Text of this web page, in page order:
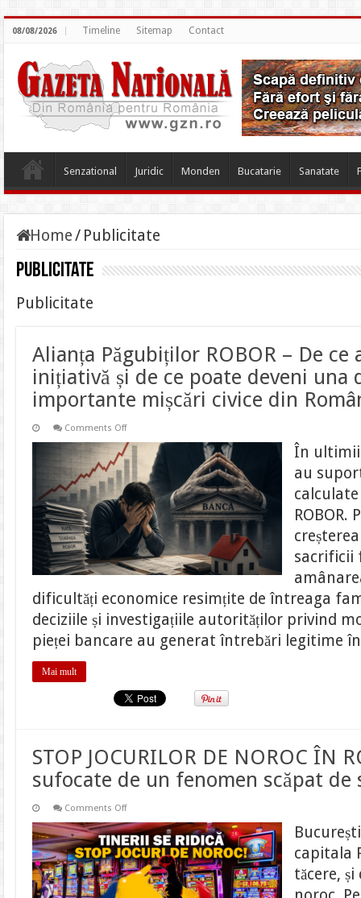
08/08/2026 Timeline Sitemap Contact
Senzational Juridic Monden Bucatarie Sanatate
Home/ Publicitate
Publicitate
Publicitate
Alianța Păgubiților ROBOR – De ce
inițiativă și de ce poate deveni una
importante mișcări civice din
Comments Offon
Păgubiților
ROBOR
De
ce
apărut
această
inițiativă
și
de
ce
poate
una
dintre
cele
mai
importante
mișcări
În ultimii
au
sacrificii
dificultăți economice resimțite de întreaga
deciziile și investigațiile autorităților privind
pieței bancare au generat întrebări legitime
Mai mult
STOP JOCURILOR DE NOROC ÎN
sufocate de un fenomen scăpat
Comments Offon
JOCURILOR
DE
NOROC
ÎN
ROMÂNIA
–
capitala
tăcere,